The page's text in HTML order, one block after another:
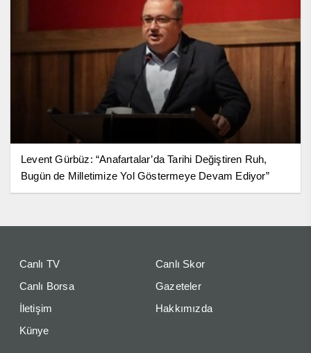
Levent Gürbüz: “Anafartalar’da Tarihi Değiştiren Ruh,
Bugün de Milletimize Yol Göstermeye Devam Ediyor”
Canlı TV
Canlı Skor
Canlı Borsa
Gazeteler
İletişim
Hakkımızda
Künye